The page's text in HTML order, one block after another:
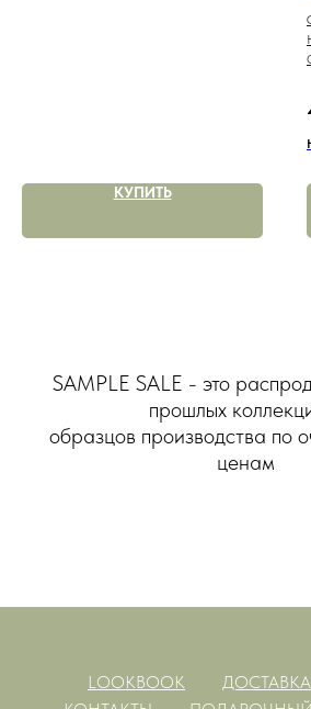
КУПИТЬ
SAMPLE SALE - это
прошлых
образцов производства по
ценам
LOOKBOOK ДОСТАВКА